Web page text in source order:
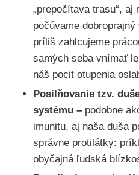
„prepočítava trasu“, aj
počúvame
príliš zahlcujeme
samých seba vnímať
náš pocit otupenia
Posilňovanie tzv.
systému – podobne
imunitu, aj naša duša
správne protilátky:
obyčajná ľudská